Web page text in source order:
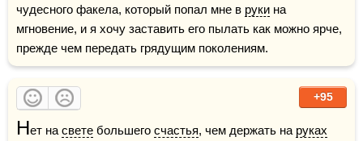
чудесного факела, который попал мне в руки на
мгновение, и я хочу заставить его пылать как можно ярче,
прежде чем передать грядущим поколениям.
+95
Нет на свете большего счастья, чем держать на руках